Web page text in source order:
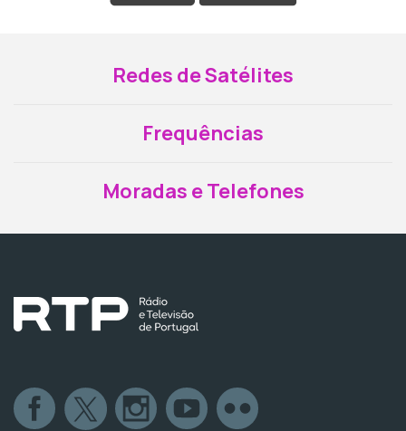
Redes de Satélites
Frequências
Moradas e Telefones